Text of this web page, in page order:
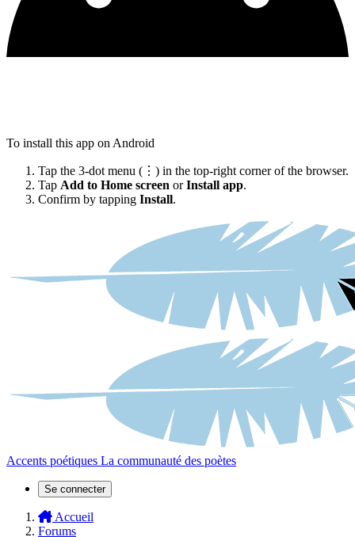
To install this app on Android
Tap the 3-dot menu (⋮) in the top-right corner of the browser.
Tap Add to Home screen orInstall app.
Confirm by tapping Install.
Accents poétiques La communauté des poètes
Se connecter
Accueil
Forums